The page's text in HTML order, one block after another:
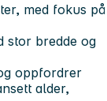
med fokus på
stor bredde og
oppfordrer
alder,